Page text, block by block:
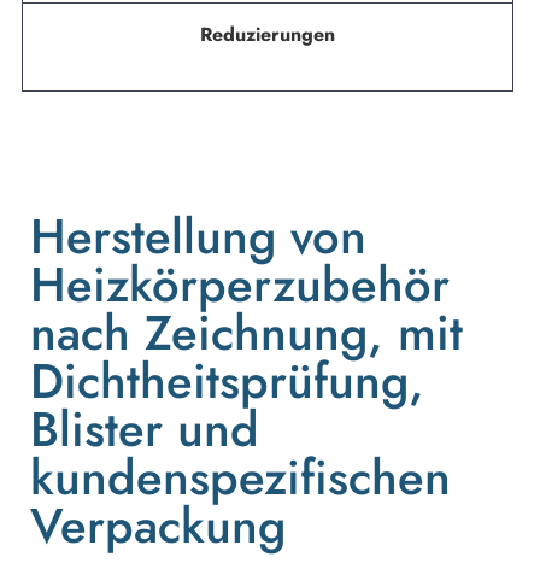
Reduzierungen
Herstellung von
Heizkörperzubehör
nach Zeichnung, mit
Dichtheitsprüfung,
Blister und
kundenspezifischen
Verpackung